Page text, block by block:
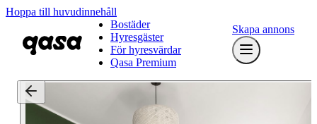
Hoppa till huvudinnehåll
Bostäder
Hyresgäster
För hyresvärdar
Qasa Premium
Skapa annons